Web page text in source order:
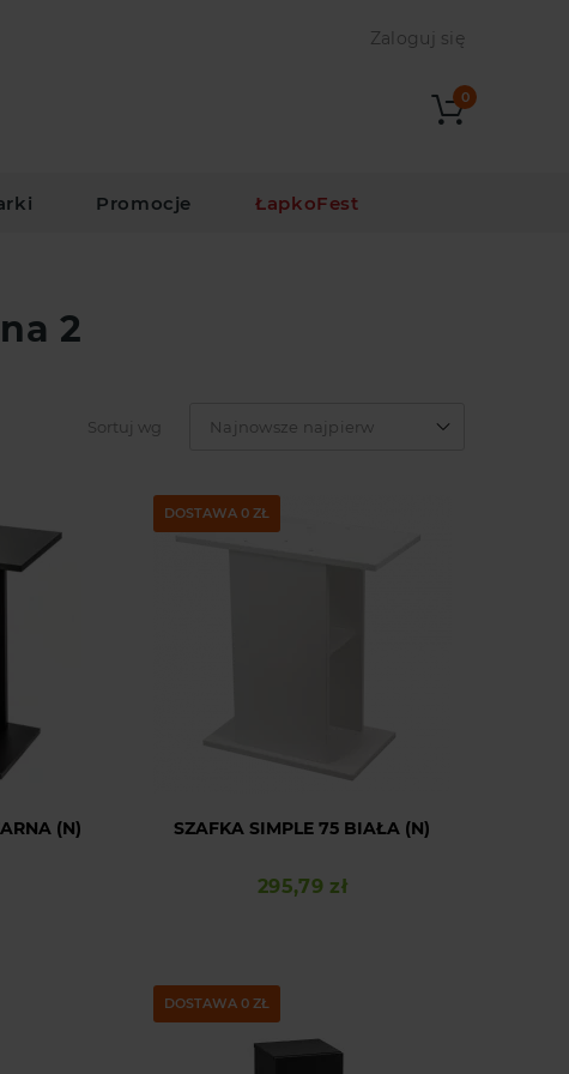
Zaloguj się
0
Promocje ŁapkoFest
2
Sortuj wg Najnowsze najpierw
(N)
DOSTAWA 0 ZŁ
SZAFKA SIMPLE 75 BIAŁA (N)
Cena
295,79 zł
DOSTAWA 0 ZŁ